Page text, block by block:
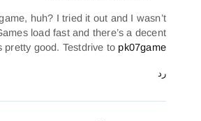
huh? I tried it out and I wasn’t
load fast and there’s a decent
is pretty good. Testdrive topk07game